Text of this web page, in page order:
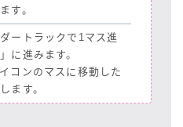
す。
ートラックで1マス進
に進みます。
コンのマスに移動した
ます。